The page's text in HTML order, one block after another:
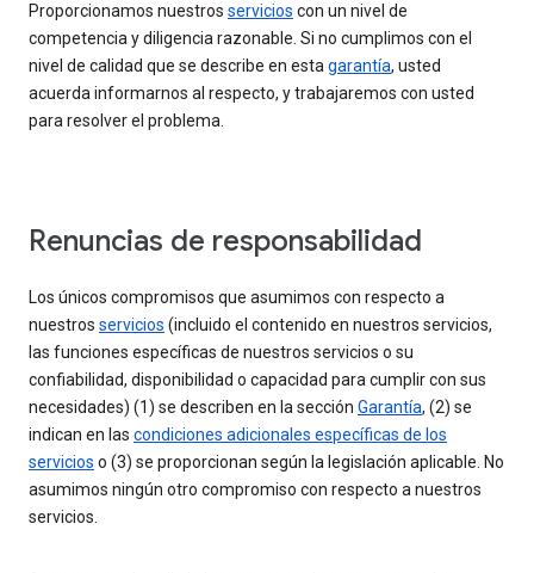
Proporcionamos nuestros servicios con un nivel de
competencia y diligencia razonable. Si no cumplimos con el
nivel de calidad que se describe en estagarantía, usted
acuerda informarnos al respecto, y trabajaremos con usted
para resolver el problema.
Renuncias de responsabilidad
Los únicos compromisos que asumimos con respecto a
nuestros servicios (incluido el contenido en nuestros servicios,
las funciones específicas de nuestros servicios o su
confiabilidad, disponibilidad o capacidad para cumplir con sus
necesidades) (1) se describen en la sección Garantía, (2) se
indican en las condiciones adicionales específicas de los
servicios o (3) se proporcionan según la legislación aplicable. No
asumimos ningún otro compromiso con respecto a nuestros
servicios.